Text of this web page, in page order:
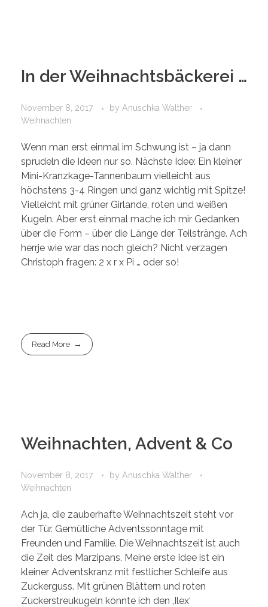
In der Weihnachtsbäckerei …
November 8, 2017 by Anuschka Walther
Weihnachten
Wenn man erst einmal im Schwung ist – ja dann
sprudeln die Ideen nur so. Nächste Idee: Ein kleiner
Mini-Kranzkage-Tannenbaum vielleicht aus
höchstens 3-4 Ringen und ganz wichtig mit Spitze!
Vielleicht mit grüner Girlande, roten und weißen
Kugeln. Aber erst einmal mache ich mir Gedanken
über die Form – über die Länge der Teilstränge. Ach
herrje wie war das noch gleich? Nicht verzagen
Christoph fragen: 2 x r x Pi … oder so!
Read More
Weihnachten, Advent & Co
November 8, 2017 by Anuschka Walther
Weihnachten
Ach ja, die zauberhafte Weihnachtszeit steht vor
der Tür. Gemütliche Adventssonntage mit
Freunden und Familie. Die Weihnachtszeit ist auch
die Zeit des Marzipans. Meine erste Idee ist ein
kleiner Adventskranz mit festlicher Schleife aus
Zuckerguss. Mit grünen Blättern und roten
Zuckerstreukugeln könnte ich den ‚Ilex‘